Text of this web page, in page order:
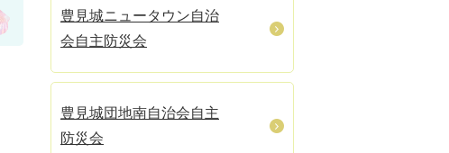
豊見城ニュータウン自治
会自主防災会
豊見城団地南自治会自主
防災会